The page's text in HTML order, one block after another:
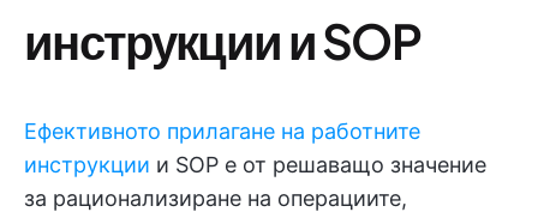
инструкции и SOP
Ефективното прилагане на работните
инструкции и SOP е от решаващо значение
за рационализиране на операциите,